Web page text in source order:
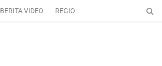
BERITA VIDEO REGIONAL ENTERTAINMENT